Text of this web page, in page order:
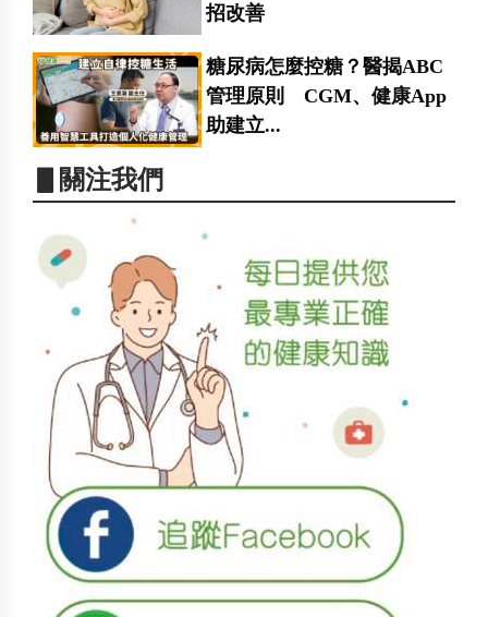
招改善
糖尿病怎麼控糖？醫揭ABC
管理原則 CGM、健康App
助建立...
▋關注我們